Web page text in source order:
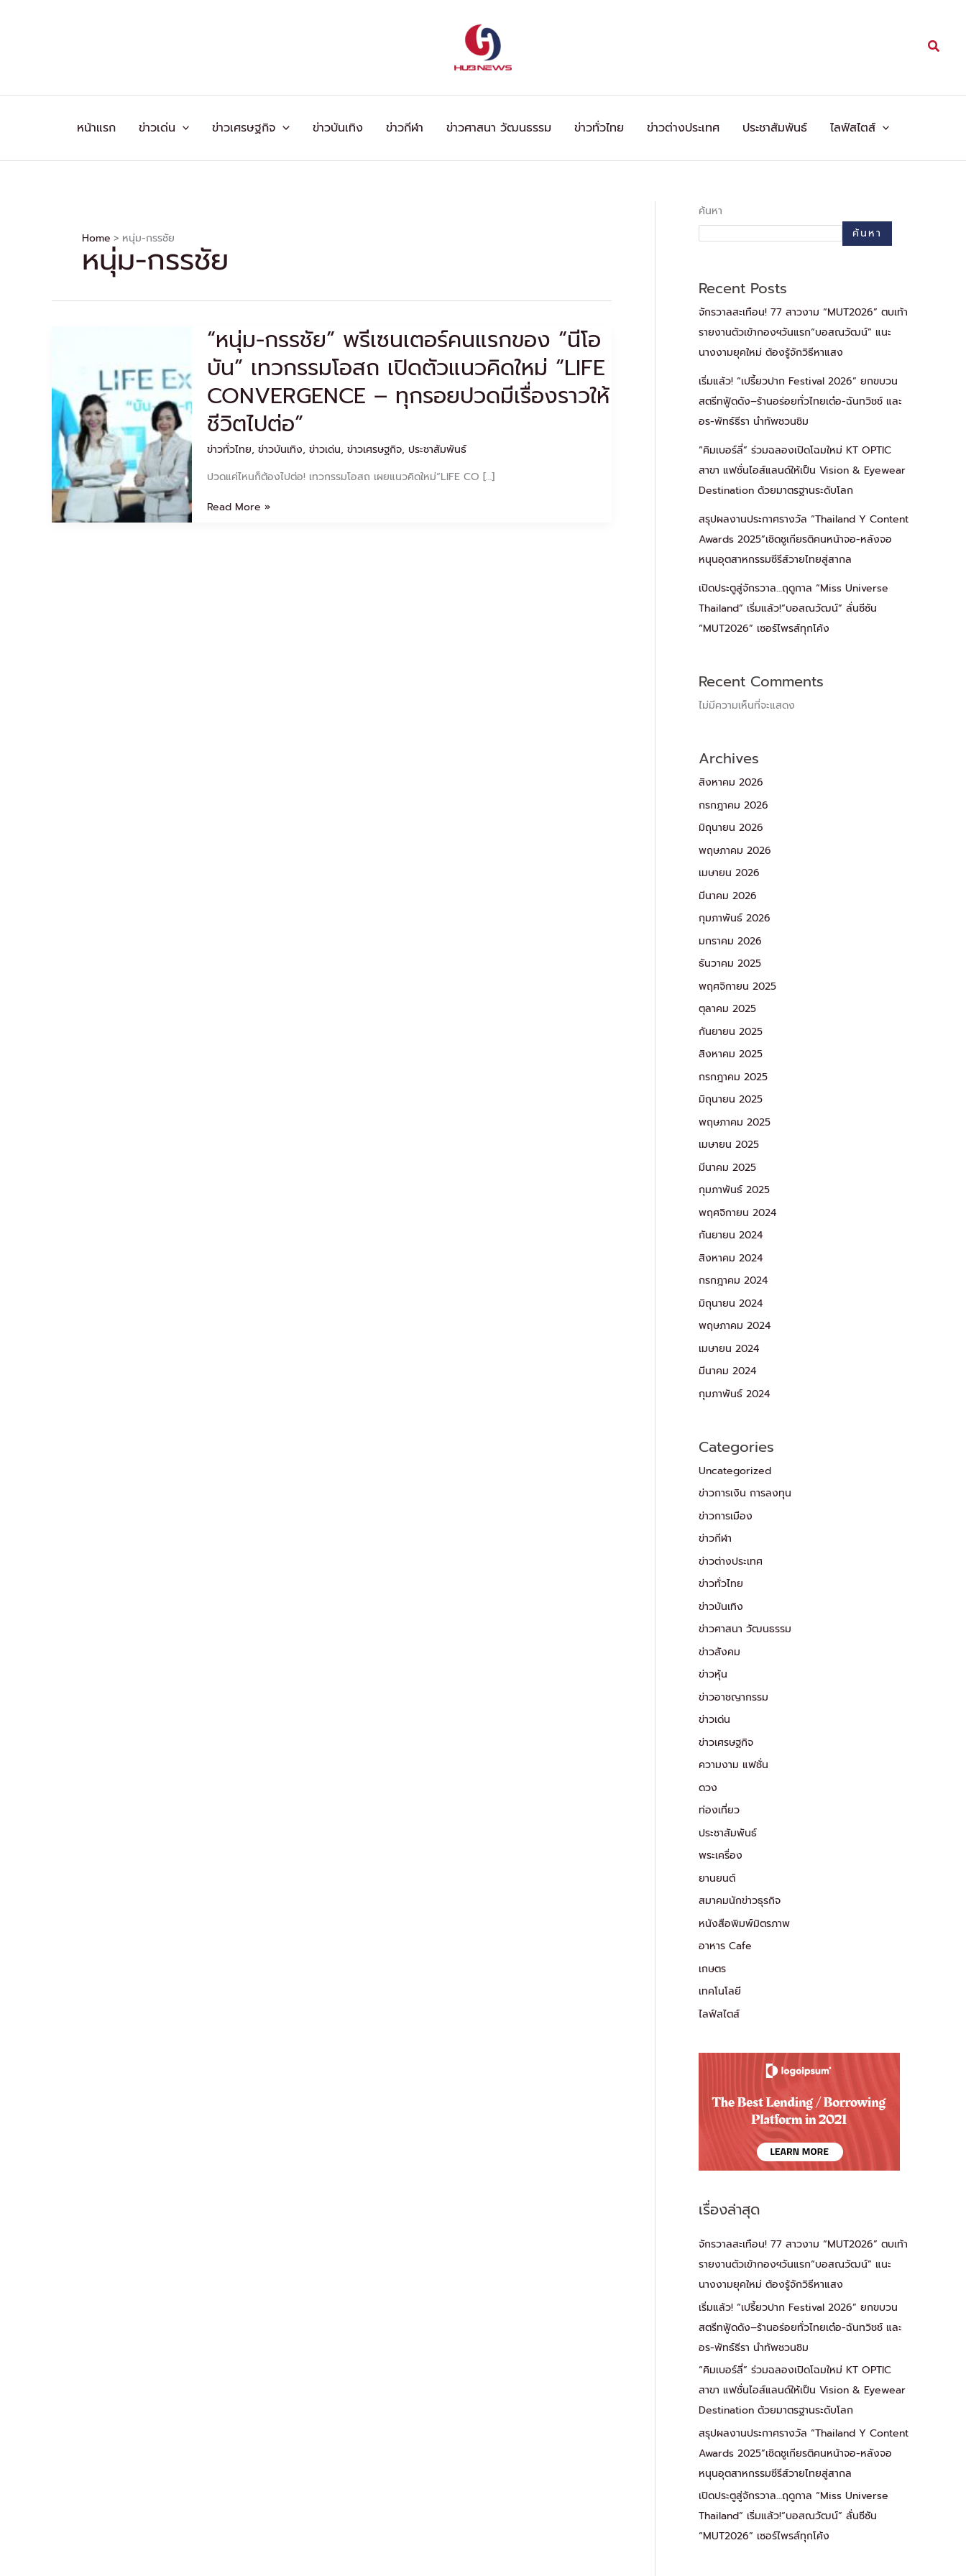
หน้าแรก ข่าวเด่น ข่าวเศรษฐกิจ ข่าวบันเทิง ข่าวกีฬา ข่าวศาสนา วัฒนธรรม ข่าวทั่วไทย ข่าวต่างประเทศ ประชาสัมพันธ์ ไลฟ์สไตส์
Home หนุ่ม-กรรชัย
หนุ่ม-กรรชัย
“หนุ่ม-กรรชัย” พรีเซนเตอร์คนแรกของ “นีโอ
บัน” เทวกรรมโอสถ เปิดตัวแนวคิดใหม่ “LIFE
CONVERGENCE – ทุกรอยปวดมีเรื่องราวให้
ชีวิตไปต่อ”
ข่าวทั่วไทย, ข่าวบันเทิง, ข่าวเด่น, ข่าวเศรษฐกิจ, ประชาสัมพันธ์
ปวดแค่ไหนก็ต้องไปต่อ! เทวกรรมโอสถ เผยแนวคิดใหม่“LIFE CO […]
“หนุ่ม-
กรร
ชัย”
พรี
เซนเตอร์
แรก
“นี
บัน”
กรรม
Read More »
ค้นหา
ค้นหา
Recent Posts
จักรวาลสะเทือน! 77 สาวงาม “MUT2026” ตบเท้า
รายงานตัวเข้ากองฯวันแรก“บอสณวัฒน์” แนะ
นางงามยุคใหม่ ต้องรู้จักวิธีหาแสง
เริ่มแล้ว! “เปรี้ยวปาก Festival 2026” ยกขบวน
สตรีทฟู้ดดัง–ร้านอร่อยทั่วไทยเต๋อ-ฉันทวิชช์ และ
อร-พัทธ์ธีรา นำทัพชวนชิม
“คิมเบอร์ลี่” ร่วมฉลองเปิดโฉมใหม่ KT OPTIC
สาขา แฟชั่นไอส์แลนด์ให้เป็น Vision & Eyewear
Destination ด้วยมาตรฐานระดับโลก
สรุปผลงานประกาศรางวัล “Thailand Y Content
Awards 2025”เชิดชูเกียรติคนหน้าจอ-หลังจอ
หนุนอุตสาหกรรมซีรีส์วายไทยสู่สากล
เปิดประตูสู่จักรวาล…ฤดูกาล “Miss Universe
Thailand” เริ่มแล้ว!“บอสณวัฒน์” ลั่นซีซัน
“MUT2026” เซอร์ไพรส์ทุกโค้ง
Recent Comments
ไม่มีความเห็นที่จะแสดง
Archives
สิงหาคม 2026
กรกฎาคม 2026
มิถุนายน 2026
พฤษภาคม 2026
เมษายน 2026
มีนาคม 2026
กุมภาพันธ์ 2026
มกราคม 2026
ธันวาคม 2025
พฤศจิกายน 2025
ตุลาคม 2025
กันยายน 2025
สิงหาคม 2025
กรกฎาคม 2025
มิถุนายน 2025
พฤษภาคม 2025
เมษายน 2025
มีนาคม 2025
กุมภาพันธ์ 2025
พฤศจิกายน 2024
กันยายน 2024
สิงหาคม 2024
กรกฎาคม 2024
มิถุนายน 2024
พฤษภาคม 2024
เมษายน 2024
มีนาคม 2024
กุมภาพันธ์ 2024
Categories
Uncategorized
ข่าวการเงิน การลงทุน
ข่าวการเมือง
ข่าวกีฬา
ข่าวต่างประเทศ
ข่าวทั่วไทย
ข่าวบันเทิง
ข่าวศาสนา วัฒนธรรม
ข่าวสังคม
ข่าวหุ้น
ข่าวอาชญากรรม
ข่าวเด่น
ข่าวเศรษฐกิจ
ความงาม แฟชั่น
ดวง
ท่องเที่ยว
ประชาสัมพันธ์
พระเครื่อง
ยานยนต์
สมาคมนักข่าวธุรกิจ
หนังสือพิมพ์มิตรภาพ
อาหาร Cafe
เกษตร
เทคโนโลยี
ไลฟ์สไตส์
เรื่องล่าสุด
จักรวาลสะเทือน! 77 สาวงาม “MUT2026” ตบเท้า
รายงานตัวเข้ากองฯวันแรก“บอสณวัฒน์” แนะ
นางงามยุคใหม่ ต้องรู้จักวิธีหาแสง
เริ่มแล้ว! “เปรี้ยวปาก Festival 2026” ยกขบวน
สตรีทฟู้ดดัง–ร้านอร่อยทั่วไทยเต๋อ-ฉันทวิชช์ และ
อร-พัทธ์ธีรา นำทัพชวนชิม
“คิมเบอร์ลี่” ร่วมฉลองเปิดโฉมใหม่ KT OPTIC
สาขา แฟชั่นไอส์แลนด์ให้เป็น Vision & Eyewear
Destination ด้วยมาตรฐานระดับโลก
สรุปผลงานประกาศรางวัล “Thailand Y Content
Awards 2025”เชิดชูเกียรติคนหน้าจอ-หลังจอ
หนุนอุตสาหกรรมซีรีส์วายไทยสู่สากล
เปิดประตูสู่จักรวาล…ฤดูกาล “Miss Universe
Thailand” เริ่มแล้ว!“บอสณวัฒน์” ลั่นซีซัน
“MUT2026” เซอร์ไพรส์ทุกโค้ง